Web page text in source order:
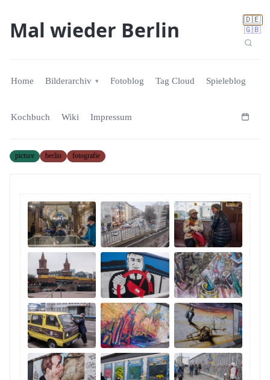
🇩🇪
🇬🇧
Mal wieder Berlin
Home Bilderarchiv Fotoblog Tag Cloud Spieleblog
Kochbuch Wiki Impressum
picture berlin fotografie